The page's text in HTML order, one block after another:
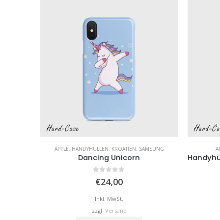
APPLE, HANDYHÜLLEN, KROATIEN, SAMSUNG
Dancing Unicorn
€24,00
Inkl. MwSt.
zzgl. Versand